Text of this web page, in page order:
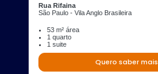
Rua Rifaina
São Paulo - Vila Anglo Brasileira
53 m² área
1 quarto
1 suite
Quero saber mais